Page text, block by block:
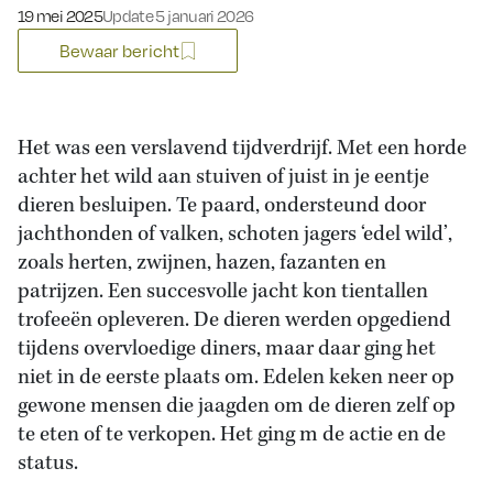
Gepubliceerd op:
19 mei 2025Update 5 januari 2026
Bewaar bericht
Het was een verslavend tijdverdrijf. Met een horde
achter het wild aan stuiven of juist in je eentje
dieren besluipen. Te paard, ondersteund door
jachthonden of valken, schoten jagers ‘edel wild’,
zoals herten, zwijnen, hazen, fazanten en
patrijzen. Een succesvolle jacht kon tientallen
trofeeën opleveren. De dieren werden opgediend
tijdens overvloedige diners, maar daar ging het
niet in de eerste plaats om. Edelen keken neer op
gewone mensen die jaagden om de dieren zelf op
te eten of te verkopen. Het ging m de actie en de
status.